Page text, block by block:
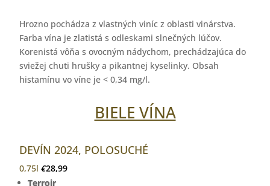
Hrozno pochádza z vlastných viníc z oblasti vinárstva.
Farba vína je zlatistá s odleskami slnečných lúčov.
Korenistá vôňa s ovocným nádychom, prechádzajúca do
sviežej chuti hrušky a pikantnej kyselinky. Obsah
histamínu vo víne je < 0,34 mg/l.
BIELE VÍNA
DEVÍN 2024, POLOSUCHÉ
0,75l €28,99
Terroir